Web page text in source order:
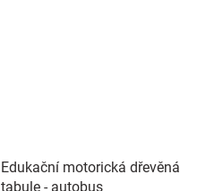
Edukační motorická dřevěná
tabule - autobus